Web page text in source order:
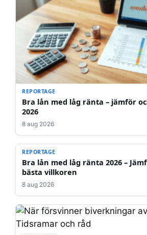
REPORTAGE
Bra lån med låg ränta – jämför
2026
8 aug 2026
REPORTAGE
Bra lån med låg ränta 2026 –
bästa villkoren
8 aug 2026